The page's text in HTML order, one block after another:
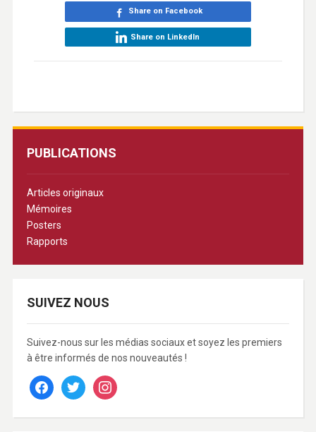
PUBLICATIONS
Articles originaux
Mémoires
Posters
Rapports
SUIVEZ NOUS
Suivez-nous sur les médias sociaux et soyez les premiers
à être informés de nos nouveautés !
facebooktwitter instagram
Share on Facebook
Share on LinkedIn